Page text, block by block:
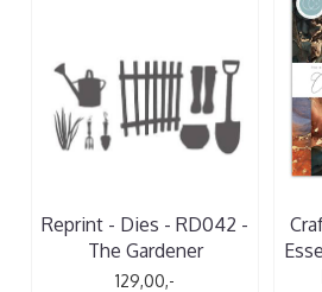
Reprint - Dies - RD042 -
The Gardener
129,00,-